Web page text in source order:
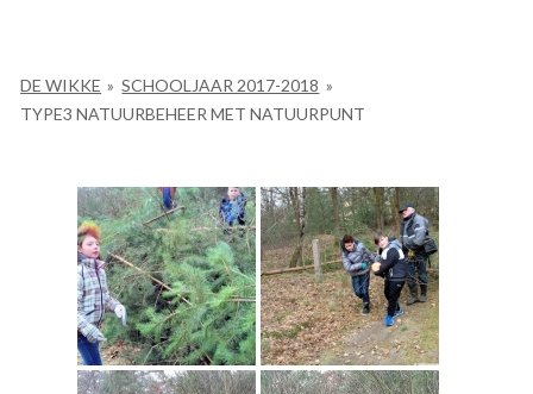
DE WIKKE » SCHOOLJAAR 2017-2018 »
TYPE3 NATUURBEHEER MET NATUURPUNT